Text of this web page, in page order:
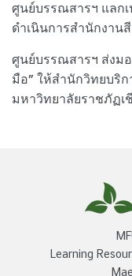
ศูนย์บรรณสารฯ แลก
ดำเนินการสำนักงาน
ศูนย์บรรณสารฯ ส่งม
มือ” ให้สำนักวิทยบริ
มหาวิทยาลัยราชภัฏเ
Learning